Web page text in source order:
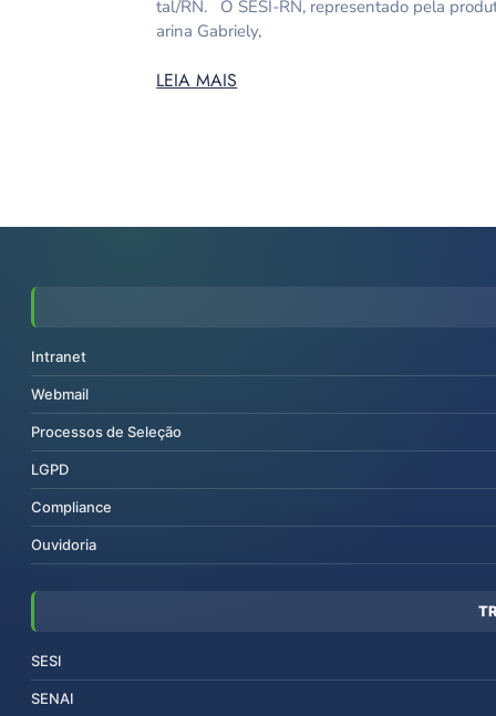
tal/RN. O SESI-RN, representado pela
arina Gabriely,
LEIA MAIS
Intranet
Webmail
Processos de Seleção
LGPD
Compliance
Ouvidoria
SESI
SENAI